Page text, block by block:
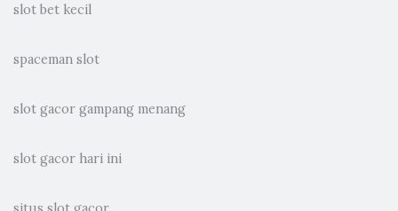
slot bet kecil
spaceman slot
slot gacor gampang menang
slot gacor hari ini